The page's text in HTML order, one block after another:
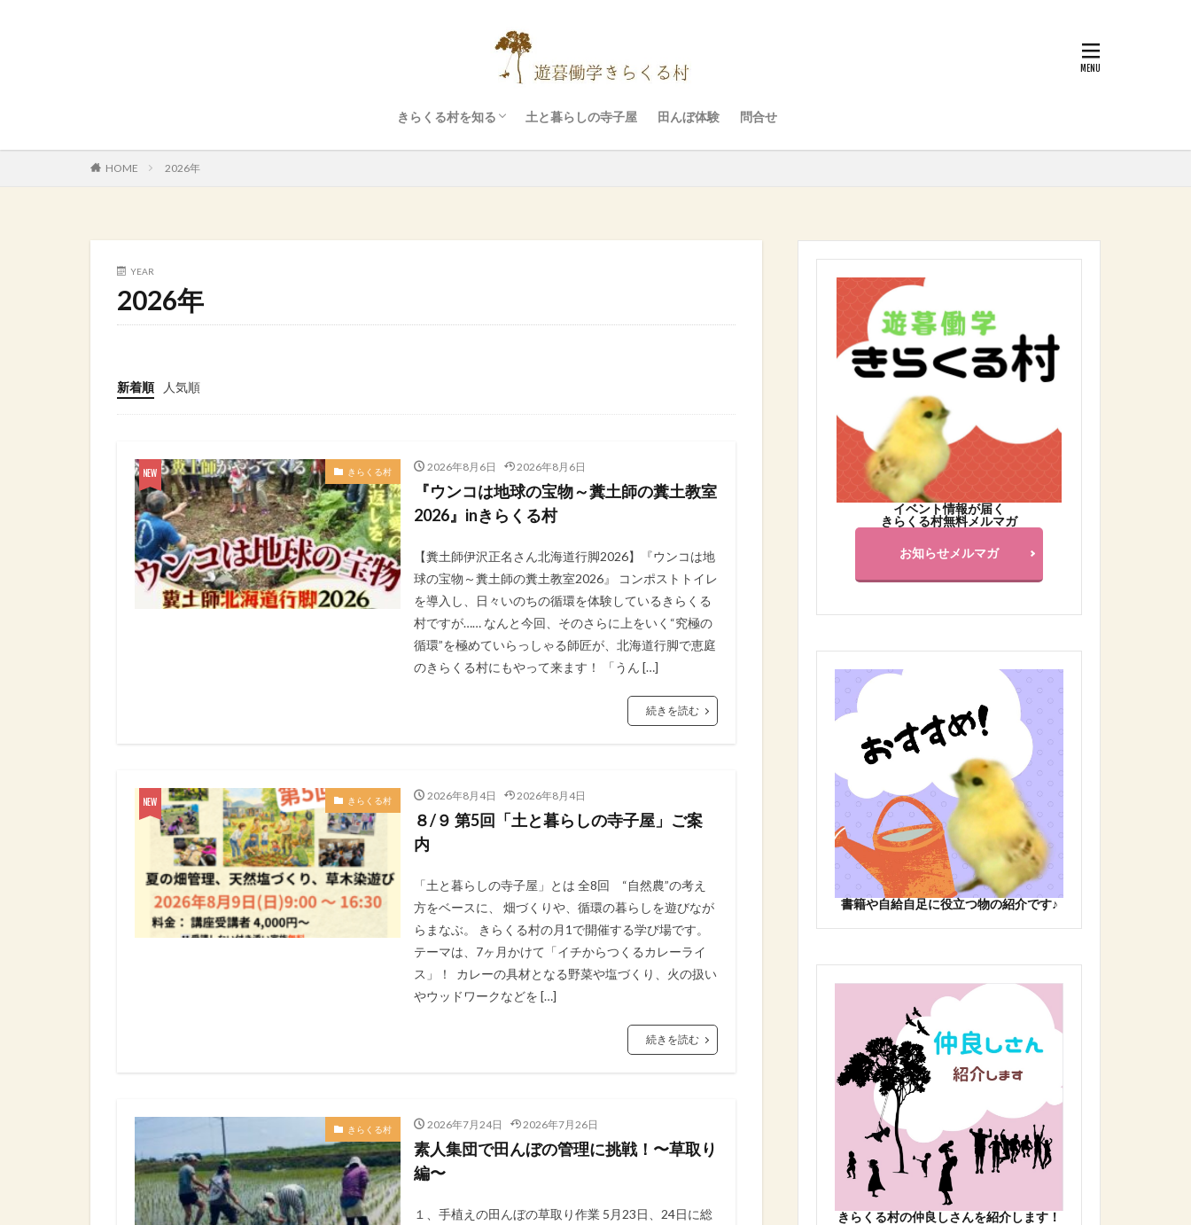
きらくる村を知る
イベント
村の設備
ぷちリトリート
料金
お願いと注意事項
土と暮らしの寺子屋 田んぼ体験 問合せ
HOME 2026年
YEAR
2026年
新着順 人気順
きらくる村 2026年8月6日 2026年8月6日
『ウンコは地球の宝物～糞土師の糞土教室
2026』inきらくる村
​【糞土師伊沢正名さん北海道行脚2026】『ウンコは地
球の宝物～糞土師の糞土教室2026』 ​コンポストトイレ
を導入し、日々いのちの循環を体験しているきらくる
村ですが…… なんと今回、そのさらに上をいく“究極の
循環”を極めていらっしゃる師匠が、北海道行脚で恵庭
のきらくる村にもやって来ます！ ​「うん […]
続きを読む
きらくる村 2026年8月4日 2026年8月4日
８/９ 第5回「土と暮らしの寺子屋」ご案
内
「土と暮らしの寺子屋」⁡とは 全8回 “自然農”の考え
方をベースに、⁡ 畑づくりや、循環の暮らしを遊びなが
らまなぶ。⁡ きらくる村の月1で開催する学び場です。⁡
テーマは、7ヶ月かけて「イチからつくるカレーライ
ス」！⁡ ⁡ カレーの具材となる野菜や塩づくり、火の扱い
やウッドワークなどを […]
続きを読む
きらくる村 2026年7月24日 2026年7月26日
素人集団で田んぼの管理に挑戦！〜草取り
編〜
１、手植えの田んぼの草取り作業 5月23日、24日に総
イベント情報が届く
きらくる村無料メルマガ
お知らせメルマガ
書籍や自給自足に役立つ物の紹介です♪
きらくる村の仲良しさんを紹介します！